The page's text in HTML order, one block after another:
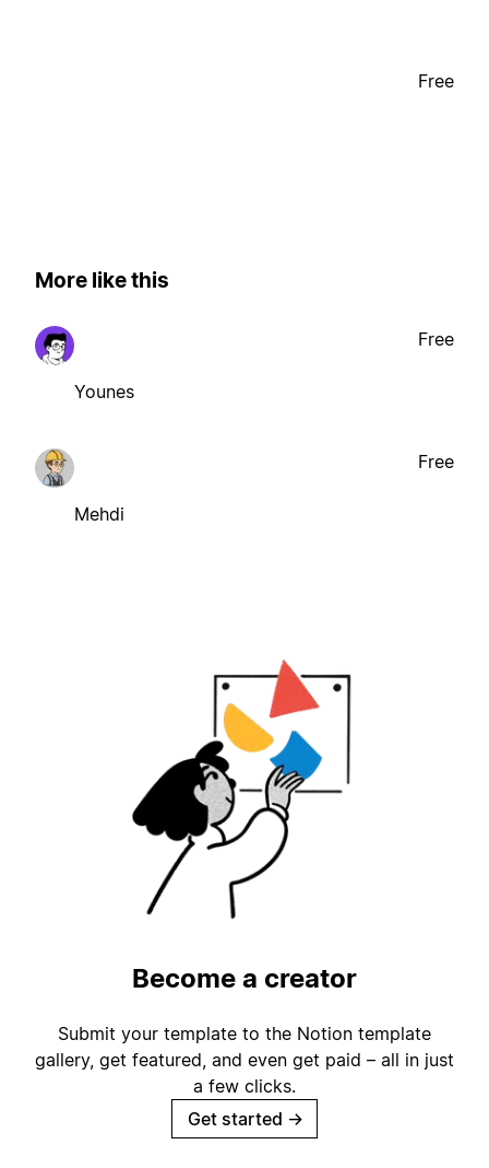
Free
More like this
Younes
Free
Mehdi
Free
Become a creator
Submit your template to the Notion template
gallery, get featured, and even get paid – all in just
a few clicks.
Get started →